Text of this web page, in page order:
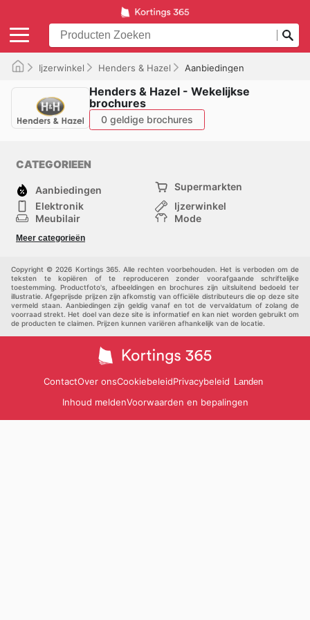
Ijzerwinkel Henders & Hazel Aanbiedingen
Henders & Hazel - Wekelijkse
brochures
0 geldige brochures
CATEGORIEEN
Aanbiedingen
Supermarkten
Elektronik
Ijzerwinkel
Meubilair
Mode
Schoonheid
Meer categorieën
Copyright © 2026 Kortings 365. Alle rechten voorbehouden. Het is verboden om de
teksten te kopiëren of te reproduceren zonder voorafgaande schriftelijke
toestemming. Productfoto's, afbeeldingen en brochures zijn uitsluitend bedoeld ter
illustratie. Afgeprijsde prijzen zijn afkomstig van officiële distributeurs die op deze site
vermeld staan. Aanbiedingen zijn geldig vanaf en tot de vervaldatum of zolang de
voorraad strekt. Het doel van deze site is informatief en kan niet worden gebruikt om
de producten te claimen. Prijzen kunnen variëren afhankelijk van de locatie.
ContactOver onsCookiebeleidPrivacybeleid Landen
Inhoud meldenVoorwaarden en bepalingen